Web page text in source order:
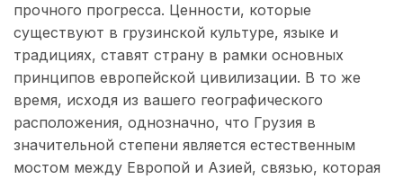
прочного прогресса. Ценности, которые
существуют в грузинской культуре, языке и
традициях, ставят страну в рамки основных
принципов европейской цивилизации. В то же
время, исходя из вашего географического
расположения, однозначно, что Грузия в
значительной степени является естественным
мостом между Европой и Азией, связью, которая